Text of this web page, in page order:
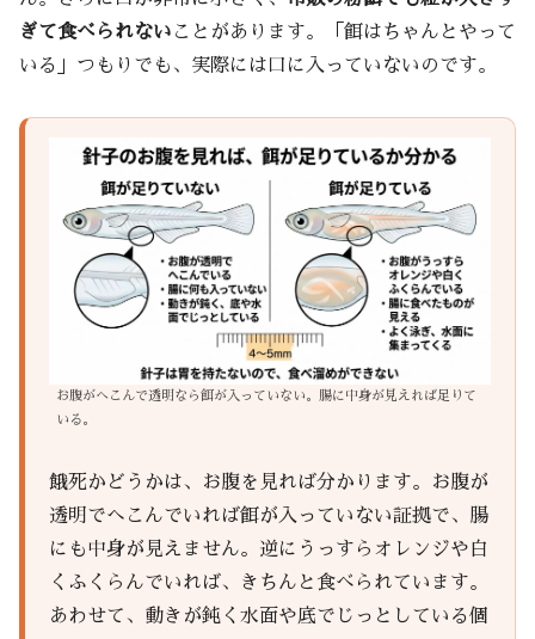
ぎて食べられない ことがあります。「餌はちゃんとやって
いる」つもりでも、実際には口に入っていないのです。
お腹がへこんで透明なら餌が入っていない。腸に中身が見えれば足りて
いる。
餓死かどうかは、お腹を見れば分かります。お腹が
透明でへこんでいれば餌が入っていない証拠で、腸
にも中身が見えません。逆にうっすらオレンジや白
くふくらんでいれば、きちんと食べられています。
あわせて、動きが鈍く水面や底でじっとしている個